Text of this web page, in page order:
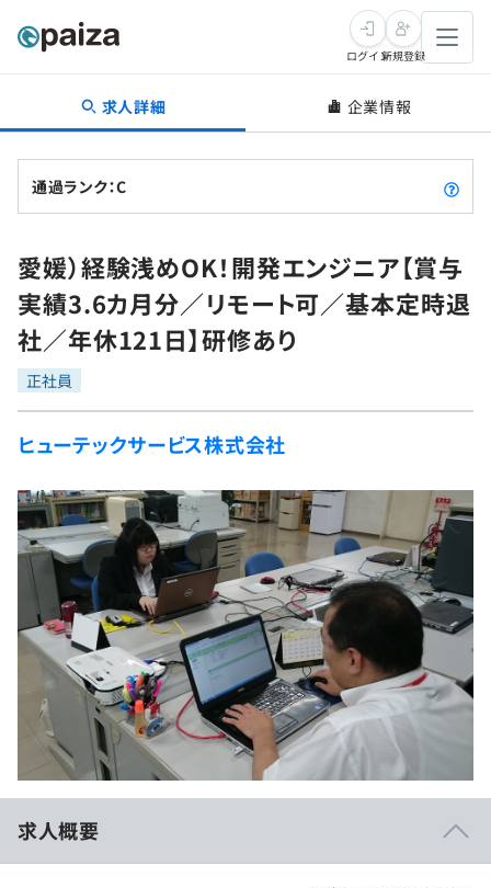
転職・キャリア
転職成功ガイド
転職エージェント
インタビュー
転職成功ガイド
新卒就活
求人検索
本選考
インターン
新卒エージェント
イベント・セミナー
インタビュー
就活成功ガイド
学習
問題集
4択課題
ナレッジ
リファレンス
プラン
個人向けプラン
法人向けプラン
学校向けプラン
契約内容・クーポン
プログラミング言語
再チャレンジ結果一覧
ゲーム・マンガ
paiza times
note
ログイン新規登録
求人詳細 企業情報
通過ランク：C
愛媛）経験浅めOK！開発エンジニア【賞与
実績3.6カ月分／リモート可／基本定時退
社／年休121日】研修あり
正社員
ヒューテックサービス株式会社
求人概要